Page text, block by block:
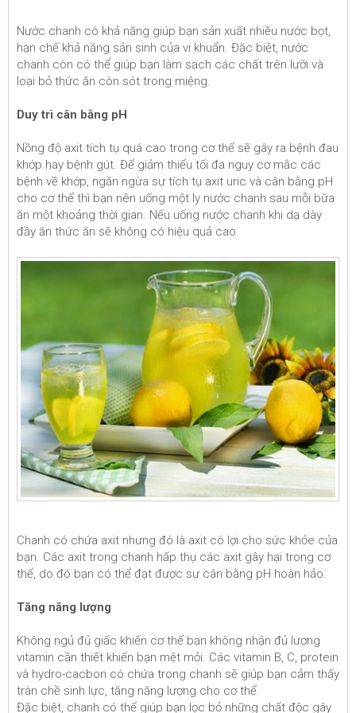
Nước chanh có khả năng giúp bạn sản xuất nhiều nước bọt,
hạn chế khả năng sản sinh của vi khuẩn. Đặc biệt, nước
chanh còn có thể giúp bạn làm sạch các chất trên lưỡi và
loại bỏ thức ăn còn sót trong miệng.
Duy trì cân bằng pH
Nồng độ axit tích tụ quá cao trong cơ thể sẽ gây ra bệnh đau
khớp hay bệnh gút. Để giảm thiểu tối đa nguy cơ mắc các
bệnh về khớp, ngăn ngừa sự tích tụ axit uric và cân bằng pH
cho cơ thể thì bạn nên uống một ly nước chanh sau mỗi bữa
ăn một khoảng thời gian. Nếu uống nước chanh khi dạ dày
đầy ăn thức ăn sẽ không có hiệu quả cao.
Chanh có chứa axit nhưng đó là axit có lợi cho sức khỏe của
bạn. Các axit trong chanh hấp thụ các axit gây hại trong cơ
thể, do đó bạn có thể đạt được sự cân bằng pH hoàn hảo.
Tăng năng lượng
Không ngủ đủ giấc khiến cơ thể bạn không nhận đủ lượng
vitamin cần thiết khiến bạn mệt mỏi. Các vitamin B, C, protein
và hydro-cacbon có chứa trong chanh sẽ giúp bạn cảm thấy
tràn chề sinh lực, tăng năng lượng cho cơ thể.
Đặc biệt, chanh có thể giúp bạn lọc bỏ những chất độc gây